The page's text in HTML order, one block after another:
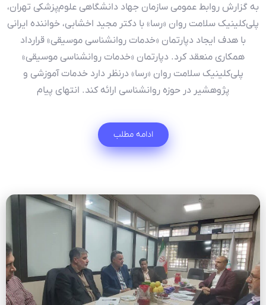
به گزارش روابط عمومی سازمان جهاد دانشگاهی علوم‌پزشکی تهران،
پلی‌کلینیک سلامت روان «رسا» با دکتر مجید اخشابی، خواننده ایرانی
با هدف ایجاد دپارتمان «خدمات روانشناسی موسیقی» قرارداد
همکاری منعقد کرد. دپارتمان «خدمات روانشناسی موسیقی»
پلی‌کلینیک سلامت روان «رسا» درنظر دارد خدمات آموزشی و
پژوهشیر در حوزه روانشناسی ارائه کند. انتهای پیام
ادامه مطلب